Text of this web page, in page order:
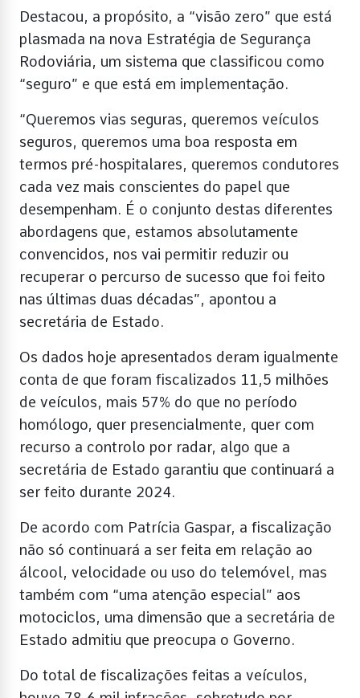
Destacou, a propósito, a “visão zero” que está
plasmada na nova Estratégia de Segurança
Rodoviária, um sistema que classificou como
“seguro” e que está em implementação.
“Queremos vias seguras, queremos veículos
seguros, queremos uma boa resposta em
termos pré-hospitalares, queremos condutores
cada vez mais conscientes do papel que
desempenham. É o conjunto destas diferentes
abordagens que, estamos absolutamente
convencidos, nos vai permitir reduzir ou
recuperar o percurso de sucesso que foi feito
nas últimas duas décadas”, apontou a
secretária de Estado.
Os dados hoje apresentados deram igualmente
conta de que foram fiscalizados 11,5 milhões
de veículos, mais 57% do que no período
homólogo, quer presencialmente, quer com
recurso a controlo por radar, algo que a
secretária de Estado garantiu que continuará a
ser feito durante 2024.
De acordo com Patrícia Gaspar, a fiscalização
não só continuará a ser feita em relação ao
álcool, velocidade ou uso do telemóvel, mas
também com “uma atenção especial” aos
motociclos, uma dimensão que a secretária de
Estado admitiu que preocupa o Governo.
Do total de fiscalizações feitas a veículos,